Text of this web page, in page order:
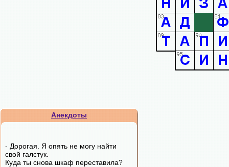
Анекдоты
- Дорогая. Я опять не могу найти
свой галстук.
Куда ты снова шкаф переставила?